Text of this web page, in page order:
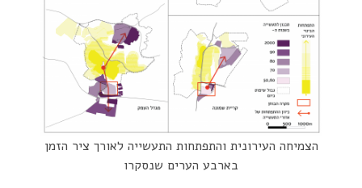
הצמיחה העירונית והתפתחות התעשייה לאורך ציר הזמן
בארבע הערים שנסקרו